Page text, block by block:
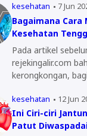
kesehatan 7 Jun
Bagaimana Cara
Kesehatan
Pada artikel
rejekingalir.com bahas tentang
kerongkongan,
kesehatan 12 Jun
Ini Ciri-ciri
Patut